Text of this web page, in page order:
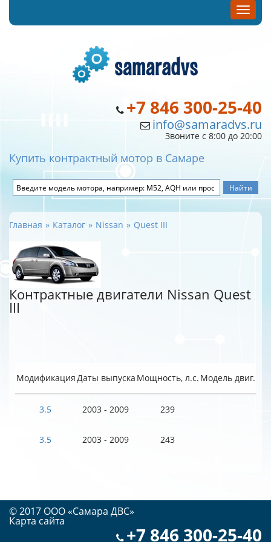
+7 846 300-25-40
info@samaradvs.ru
Звоните с 8:00 до 20:00
Купить контрактный мотор в Самаре
Главная Каталог Nissan Quest III
Контрактные двигатели Nissan Quest
III
МодификацияДаты выпуска Мощность, л.с. Модель двиг.
3.5 2003 - 2009 239
3.5 2003 - 2009 243
© 2017 OOO «Самара ДВС»
Карта сайта
+7 846 300-25-40